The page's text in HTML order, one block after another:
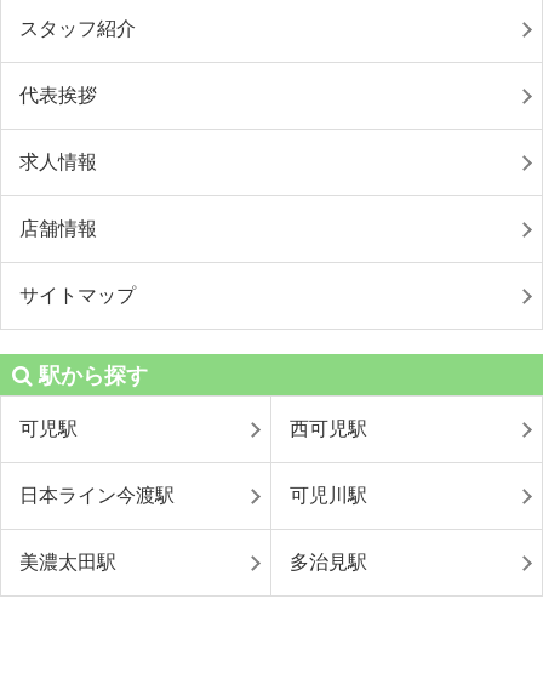
スタッフ紹介
代表挨拶
求人情報
店舗情報
サイトマップ
駅から探す
可児駅 西可児駅
日本ライン今渡駅 可児川駅
美濃太田駅 多治見駅